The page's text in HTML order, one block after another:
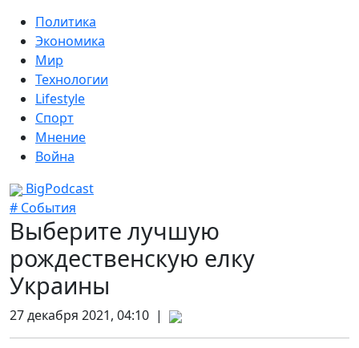
Политика
Экономика
Мир
Технологии
Lifestyle
Спорт
Мнение
Война
BigPodcast
# События
Выберите лучшую
рождественскую елку
Украины
27 декабря 2021, 04:10 |